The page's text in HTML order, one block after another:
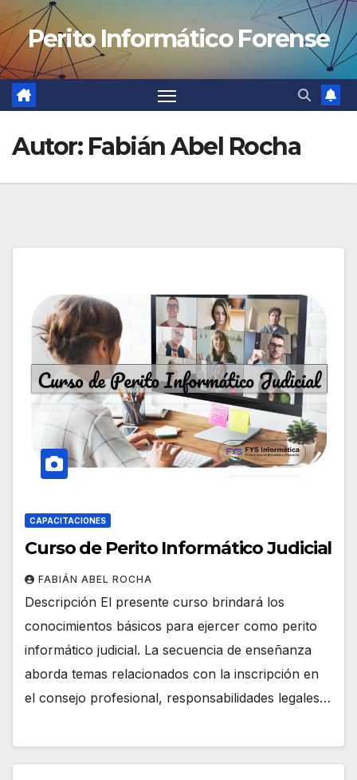
Saltar
al
contenido
Perito Informático Forense
Autor: Fabián Abel Rocha
CAPACITACIONES
Curso de Perito Informático Judicial
FABIÁN ABEL ROCHA
Descripción El presente curso brindará los
conocimientos básicos para ejercer como perito
informático judicial. La secuencia de enseñanza
aborda temas relacionados con la inscripción en
el consejo profesional, responsabilidades legales…